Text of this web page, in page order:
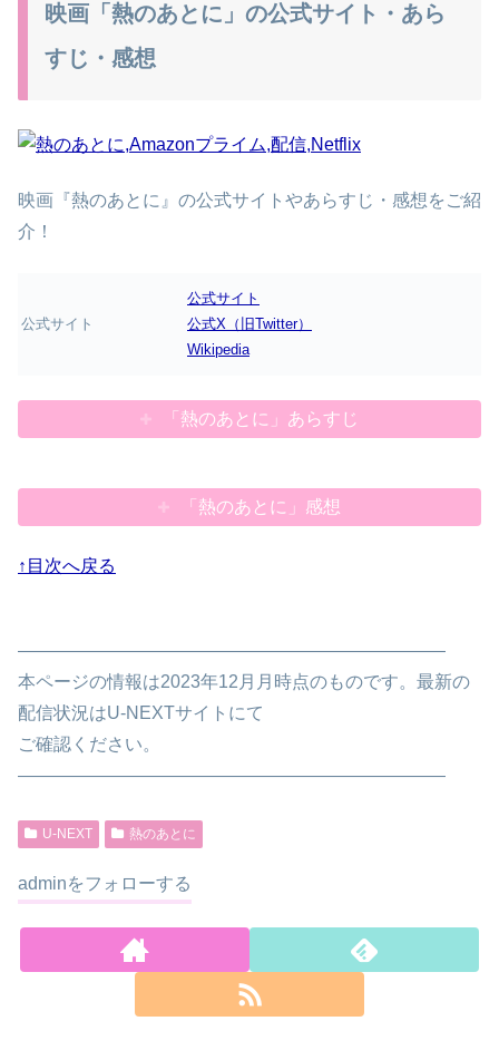
映画「熱のあとに」の公式サイト・あら
すじ・感想
映画『熱のあとに』の公式サイトやあらすじ・感想をご紹
介！
公式サイト
公式サイト
公式X（旧Twitter）
Wikipedia
「熱のあとに」あらすじ
「熱のあとに」感想
↑目次へ戻る
————————————————————————
本ページの情報は2023年12月月時点のものです。最新の
配信状況はU-NEXTサイトにて
ご確認ください。
————————————————————————
U-NEXT 熱のあとに
adminをフォローする